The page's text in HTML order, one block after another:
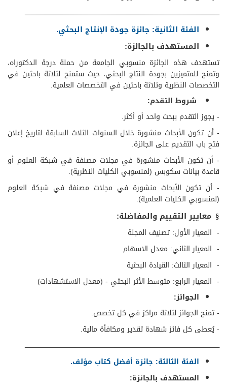
​ــــــــــــــــــــــــــــــــــــــــــــــــــــــــــــــــــــــــــــــــــــــــــــــــــــــــــــــــــــــــــــــــــــــــــــــــــــــــــــــــــــــــــــــــــــــــــــــــ
الفئة الثانية: جائزة جودة الإنتاج البحثي.
المستهدف بالجائزة:
تستهدف هذه الجائزة منسوبي الجامعة من حملة درجة الدكتوراه،
وتمنح للمتميزين بجودة النتاج البحثي، حيث ستمنح لثلاثة باحثين في
التخصصات النظرية وثلاثة باحثين في التخصصات العلمية.
شروط التقدم:
- يجوز التقدم ببحث واحد أو أكثر.
- أن تكون الأبحاث منشورة خلال السنوات الثلاث السابقة لتاريخ إعلان
فتح باب التقديم على الجائزة.
- أن تكون الأبحاث منشورة في مجلات مصنفة في شبكة العلوم أو
قاعدة بيانات سكوبس (لمنسوبي الكليات النظرية).
- أن تكون الأبحاث منشورة في مجلات مصنفة في شبكة العلوم
(لمنسوبي الكليات العلمية).
§ معايير التقييم والمفاضلة:
- المعيار الأول: تصنيف المجلة
- المعيار الثاني: معدل الاسهام
- المعيار الثالث: القيادة البحثية
- المعيار الرابع: متوسط الأثر البحثي - (معدل الاستشهادات)
الجوائز:
- تمنح الجوائز لثلاثة مراكز في كل تخصص.
- يُعطى كل فائز شهادة تقدير ومكافأة مالية.​
​ــــــــــــــــــــــــــــــــــــــــــــــــــــــــــــــــــــــــــــــــــــــــــــــــــــــــــــــــــــــــــــــــــــــــــــــــــــــــــــــــــــــــــــــــــــــــــــــــ
​الفئة الثالثة: جائزة أفضل كتاب مؤلف.
المستهدف بالجائزة: